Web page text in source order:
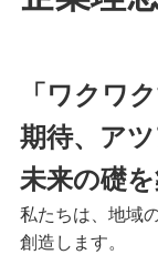
「ワクワ
期待、ア
未来の礎を
私たちは、地域
創造します。